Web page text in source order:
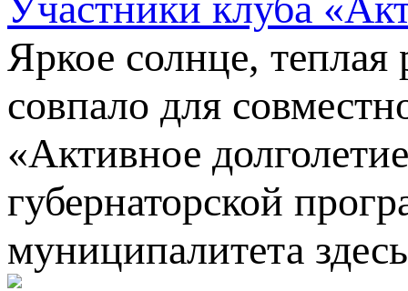
Яркое солнце, теплая
совпало для
«Активное
губернаторской
муниципалитета